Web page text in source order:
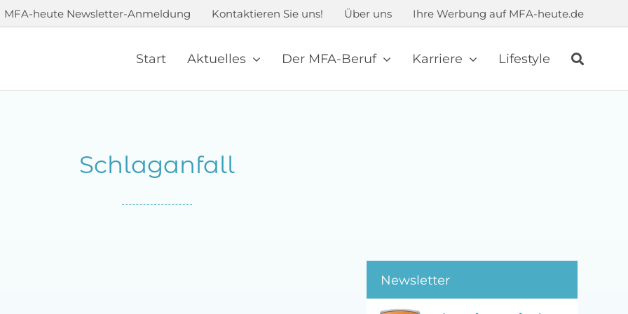
MFA-heute Newsletter-Anmeldung Kontaktieren Sie uns! Über uns Ihre Werbung auf MFA-heute.de
Start Aktuelles Der MFA-Beruf Karriere Lifestyle
Schlaganfall
Newsletter